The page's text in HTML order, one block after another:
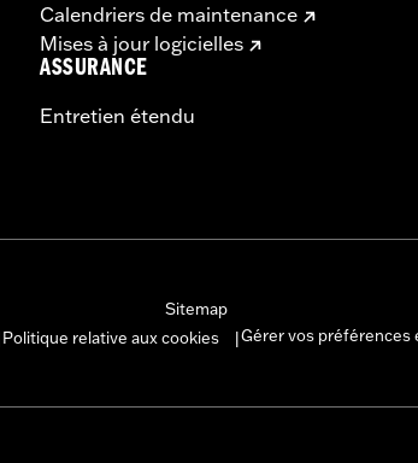
Calendriers de maintenance
Mises à jour logicielles
ASSURANCE
Entretien étendu
Sitemap
Politique relative aux cookies Gérer vos préférences